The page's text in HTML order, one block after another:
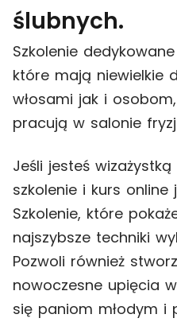
ślubnych.
Szkolenie
które mają niewielkie
włosami jak i
pracują w salonie
Jeśli jesteś
szkolenie i kurs online
Szkolenie, które
najszybsze techniki
Pozwoli również
nowoczesne upięcia
się paniom młodym i